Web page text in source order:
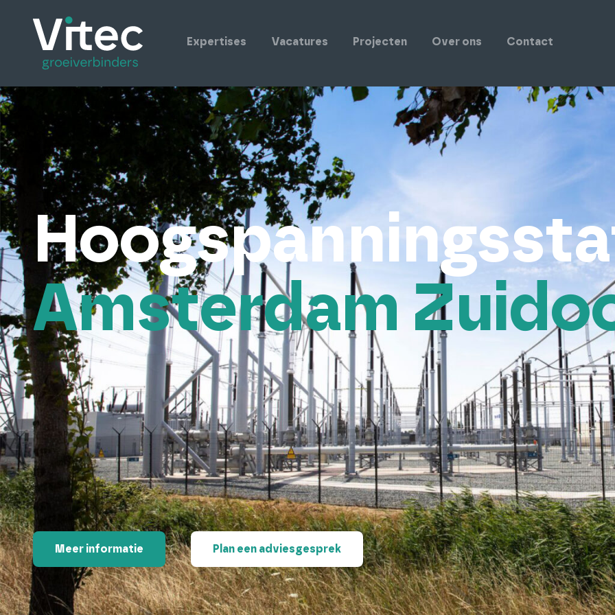
Expertises Vacatures Projecten Over ons Contact
Amsterdam
Meer informatie Plan een adviesgesprek